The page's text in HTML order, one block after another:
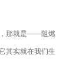
，那就是——阻燃
其实就在我们生